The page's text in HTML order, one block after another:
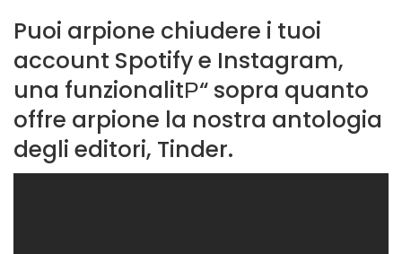
Puoi arpione chiudere i tuoi
account Spotify e Instagram,
una funzionalitР“ sopra quanto
offre arpione la nostra antologia
degli editori, Tinder.